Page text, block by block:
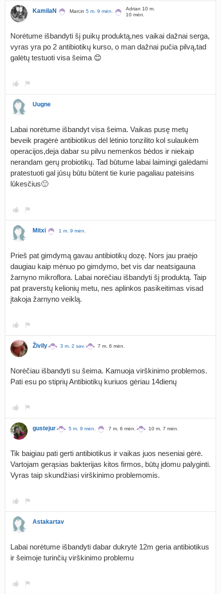
KamilaN Marcin 5 m. 9 mėn.
Adrian 10 m.
10 mėn.
Norėtume išbandyti šį puikų produktą,nes vaikai dažnai serga,
vyras yra po 2 antibiotikų kurso, o man dažnai pučia pilvą,tad
galėtų testuoti visa šeima 😊
Uugne
Labai norėtume išbandyt visa šeima. Vaikas pusę metų
beveik pragėrė antibiotikus dėl lėtinio tonzilito kol sulaukėm
operacijos,deja dabar su pilvu nemenkos bėdos ir niekaip
nerandam gerų probiotikų. Tad būtume labai laimingi galėdami
pratestuoti gal jūsų būtu būtent tie kurie pagaliau pateisins
lūkesčius🙂
Mitxi 1 m. 9 mėn.
Prieš pat gimdymą gavau antibiotikų dozę. Nors jau praėjo
daugiau kaip mėnuo po gimdymo, bet vis dar neatsigauna
žarnyno mikroflora. Labai norėčiau išbandyti šį produktą. Taip
pat praverstų kelionių metu, nes aplinkos pasikeitimas visad
įtakoja žarnyno veiklą.
Živily 3 m. 2 sav. 7 m. 6 mėn.
Norėčiau išbandyti su šeima. Kamuoja virškinimo problemos.
Pati esu po stiprių Antibiotikų kuriuos gėriau 14dienų
gustejur 5 m. 9 mėn. 7 m. 6 mėn. 10 m. 7 mėn.
Tik baigiau pati gerti antibiotikus ir vaikas juos neseniai gėrė.
Vartojam gerąsias bakterijas kitos firmos, būtų įdomu palyginti.
Vyras taip skundžiasi virškinimo problemomis.
Astakartav
Labai norėtume išbandyti dabar dukrytė 12m geria antibiotikus
ir šeimoje turinčių virškinimo problemu